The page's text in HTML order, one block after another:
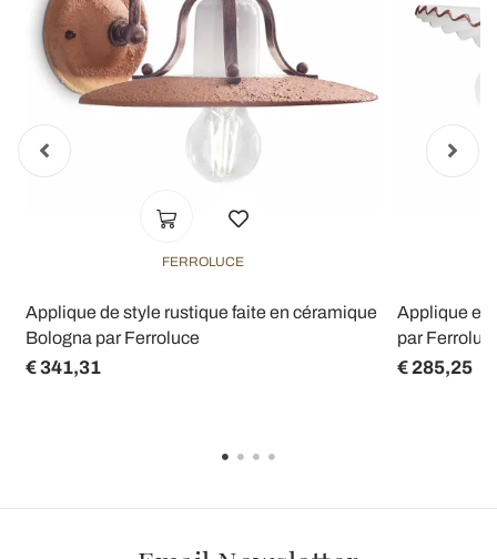
FERROLUCE
Applique de style rustique faite en céramique
Bologna par Ferroluce
€ 341,31
Applique en
par
€ 285,25